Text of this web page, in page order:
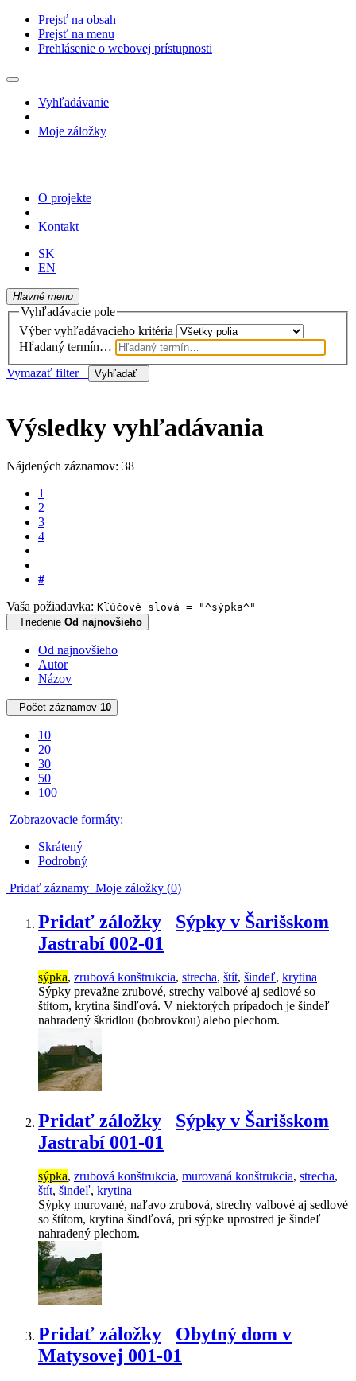
Prejsť na obsah
Prejsť na menu
Prehlásenie o webovej prístupnosti
Vyhľadávanie
Moje záložky
O projekte
Kontakt
SK
EN
Hlavné menu
Vyhľadávacie pole
Výber vyhľadávacieho kritéria
Hľadaný termín…
Vymazať filter
Vyhľadať
Výsledky vyhľadávania
Nájdených záznamov: 38
1
2
3
4
#
Vaša požiadavka: Kľúčové slová = "^sýpka^"
Triedenie Od najnovšieho
Od najnovšieho
Autor
Názov
Počet záznamov 10
10
20
30
50
100
Zobrazovacie formáty:
Skrátený
Podrobný
Pridať záznamy Moje záložky (0)
Pridať záložky
Sýpky v Šarišskom
Jastrabí 002-01
sýpka, zrubová konštrukcia, strecha, štít, šindeľ, krytina
Sýpky prevažne zrubové, strechy valbové aj sedlové so
štítom, krytina šindľová. V niektorých prípadoch je šindeľ
nahradený škridlou (bobrovkou) alebo plechom.
Pridať záložky
Sýpky v Šarišskom
Jastrabí 001-01
sýpka, zrubová konštrukcia, murovaná konštrukcia, strecha,
štít, šindeľ, krytina
Sýpky murované, naľavo zrubová, strechy valbové aj sedlové
so štítom, krytina šindľová, pri sýpke uprostred je šindeľ
nahradený plechom.
Pridať záložky
Obytný dom v
Matysovej 001-01